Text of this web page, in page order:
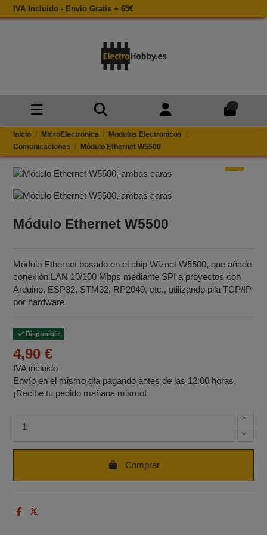
IVA Incluido - Envío Gratis + 65€
Inicio MicroElectronica
Modulos Electronicos
Comunicaciones
Módulo Ethernet W5500
Módulo Ethernet W5500
Módulo Ethernet basado en el chip Wiznet W5500, que añade
conexión LAN 10/100 Mbps mediante SPI a proyectos con
Arduino, ESP32, STM32, RP2040, etc., utilizando pila TCP/IP
por hardware.
Disponible
4,90 €
IVA incluido
Envío en el mismo día pagando antes de las 12:00 horas.
¡Recibe tu pedido mañana mismo!
Comprar